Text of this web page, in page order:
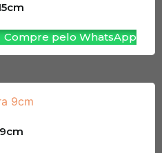
Compre pelo WhatsApp